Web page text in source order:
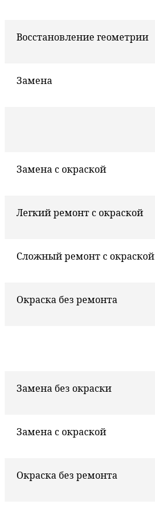
Восстановление геометрии
Замена
Замена с окраской
Легкий ремонт с окраской
Сложный ремонт с окраской
Окраска без ремонта
Замена без окраски
Замена с окраской
Окраска без ремонта